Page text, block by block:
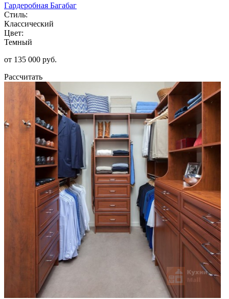
Гардеробная Багабаг
Стиль:
Классический
Цвет:
Темный
от 135 000 руб.
Рассчитать